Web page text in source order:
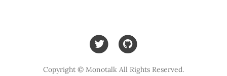
Copyright © Monotalk All Rights Reserved.